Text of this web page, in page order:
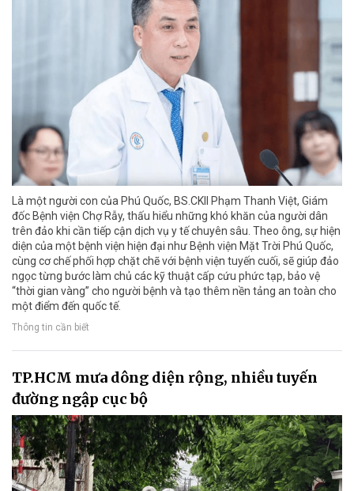
Là một người con của Phú Quốc, BS.CKII Phạm Thanh Việt, Giám
đốc Bệnh viện Chợ Rẫy, thấu hiểu những khó khăn của người dân
trên đảo khi cần tiếp cận dịch vụ y tế chuyên sâu. Theo ông, sự hiện
diện của một bệnh viện hiện đại như Bệnh viện Mặt Trời Phú Quốc,
cùng cơ chế phối hợp chặt chẽ với bệnh viện tuyến cuối, sẽ giúp đảo
ngọc từng bước làm chủ các kỹ thuật cấp cứu phức tạp, bảo vệ
“thời gian vàng” cho người bệnh và tạo thêm nền tảng an toàn cho
một điểm đến quốc tế.
Thông tin cần biết
TP.HCM mưa dông diện rộng, nhiều tuyến
đường ngập cục bộ